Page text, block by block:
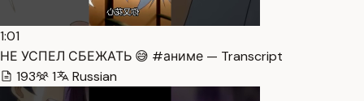
1:01
НЕ УСПЕЛ СБЕЖАТЬ 😅 #аниме — Transcript
193
1 Russian